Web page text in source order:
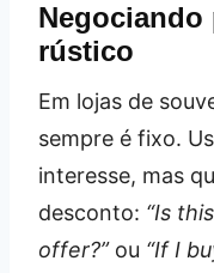
Negociando
rústico
Em lojas de
sempre é fixo.
interesse, mas
desconto: “Is
offer?”ou “If I